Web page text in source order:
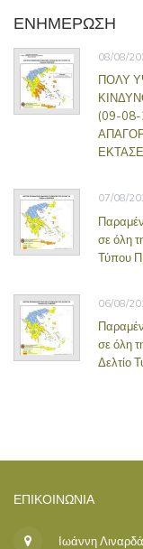
ΕΝΗΜΕΡΩΣΗ
08/08/
ΠΟΛΥ
(09-08-
07/08/
σε όλη
Τύπου
06/08/
σε όλη
Δελτίο
ΕΠΙΚΟΙΝΩΝΊΑ
Ιωάννη